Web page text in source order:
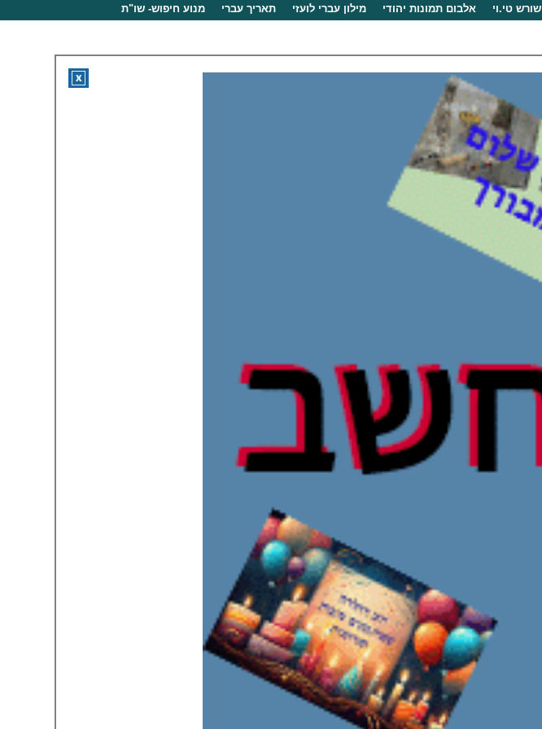
שורש טי.וי אלבום תמונות יהודי מילון עברי לועזי תאריך עברי מנוע חיפוש- שו"ת